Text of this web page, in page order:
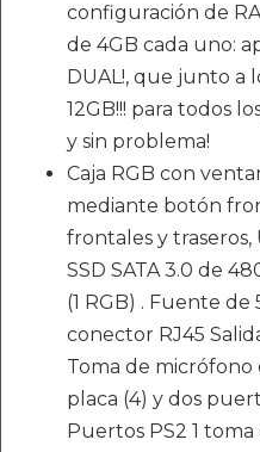
configuración de
de 4GB cada uno:
DUAL!, que junto a
12GB!!! para todos
y sin problema!
Caja RGB con
mediante botón
frontales y traseros,
SSD SATA 3.0 de
(1 RGB) . Fuente de
conector RJ45
Toma de micrófono
placa (4) y dos
Puertos PS2 1